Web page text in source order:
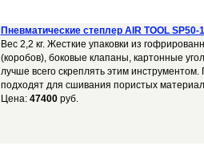
Пневматические степлер AIR TOOL SP50-
Вес 2,2 кг. Жесткие упаковки из
(коробов), боковые клапаны, картонные
лучше всего скреплять этим
подходят для сшивания пористых
Цена: 47400руб.